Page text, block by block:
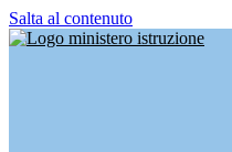
Salta al contenuto